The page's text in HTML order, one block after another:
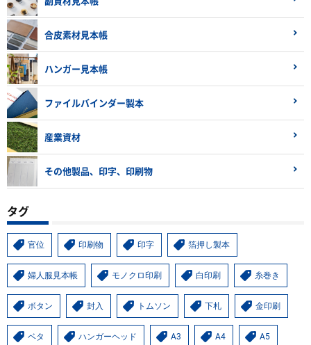
合皮素材見本帳
ハンガー見本帳
ファイルバインダー製本
産業資材
その他製品、印字、印刷物
タグ
官位 印刷物 印字 箔押し製本
婦人服見本帳 モノクロ印刷 白印刷 糸巻き
ボタン 封入 トムソン 下札 金印刷
ベタ ハンガーヘッド A3 A4 A5